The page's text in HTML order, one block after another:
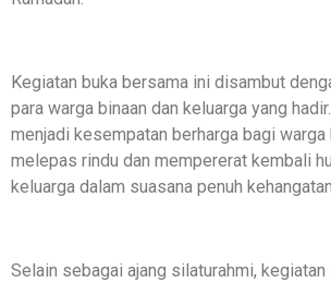
Kegiatan buka bersama ini disambut
para warga binaan dan keluarga yang
menjadi kesempatan berharga bagi warga
melepas rindu dan mempererat kembali
keluarga dalam suasana penuh
Selain sebagai ajang silaturahmi, kegiatan